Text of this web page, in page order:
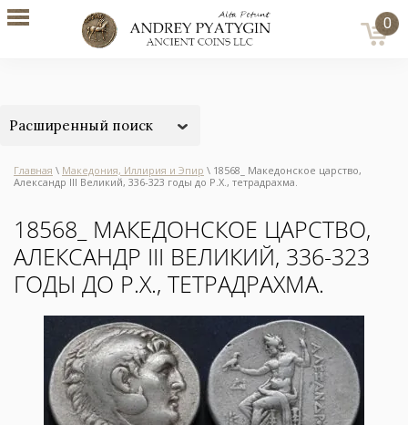
0
Расширенный поиск
Главная \ Македония, Иллирия и Эпир \ 18568_ Македонское царство,
Александр III Великий, 336-323 годы до Р.Х., тетрадрахма.
18568_ МАКЕДОНСКОЕ ЦАРСТВО,
АЛЕКСАНДР III ВЕЛИКИЙ, 336-323
ГОДЫ ДО Р.Х., ТЕТРАДРАХМА.